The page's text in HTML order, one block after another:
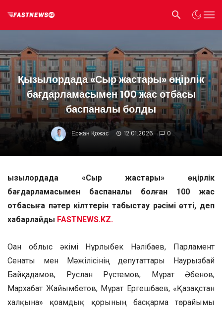
Қызылордада «Сыр жастары» өңірлік
бағдарламасымен 100 жас отбасы
баспаналы болды
Ержан Қожас 12.01.2026 0
Қызылордада «Сыр жастары» өңірлік
бағдарламасымен баспаналы болған 100 жас
отбасыға пәтер кілттерін табыстау рәсімі өтті, деп
хабарлайды FASTNEWS.KZ.
Оған облыс әкімі Нұрлыбек Нәлібаев, Парламент
Сенаты мен Мәжілісінің депутаттары Наурызбай
Байқадамов, Руслан Рүстемов, Мұрат Әбенов,
Мархабат Жайымбетов, Мұрат Ергешбаев, «Қазақстан
халқына» қоғамдық қорының басқарма төрайымы